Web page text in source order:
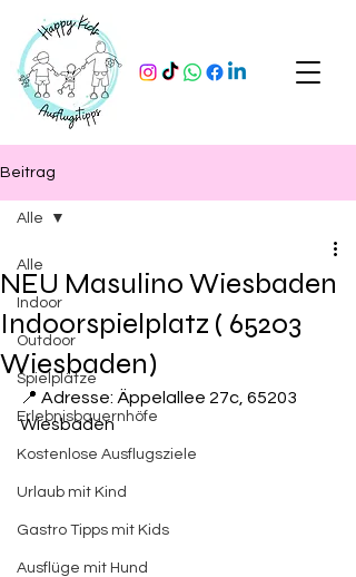
Beitrag
Alle
Indoor
Outdoor
Spielplätze
Erlebnisbauernhöfe
Kostenlose Ausflugsziele
Urlaub mit Kind
Gastro Tipps mit Kids
Ausflüge mit Hund
Alle
NEU Masulino Wiesbaden
Indoorspielplatz ( 65203
Wiesbaden)
📍 Adresse: Äppelallee 27c, 65203
Wiesbaden